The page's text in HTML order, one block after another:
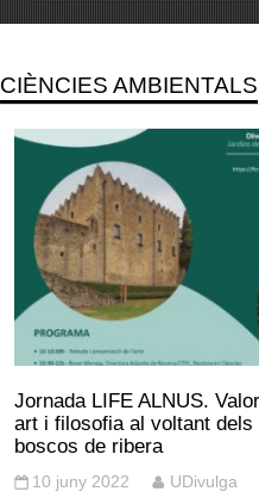
CIÈNCIES AMBIENTALS
Jornada LIFE ALNUS.
art i filosofia al voltant dels
boscos de ribera
10 juny 2022 UDivulga